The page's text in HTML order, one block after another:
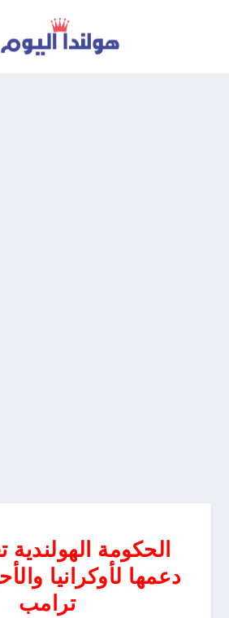
الحكومة
دعمها لأوكرانيا
ترامب